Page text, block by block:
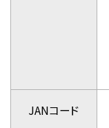
JANコード